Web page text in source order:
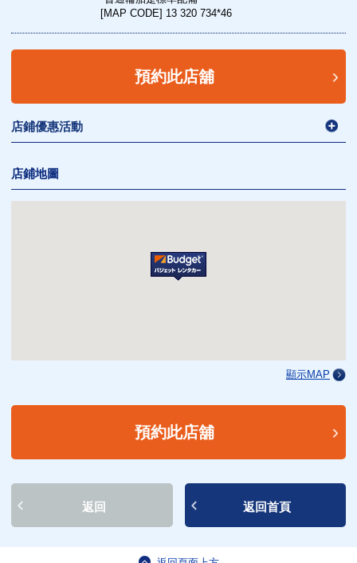
[MAP CODE] 13 320 734*46
預約此店舖
店鋪優惠活動
店鋪地圖
顯示MAP
預約此店舖
返回 返回首頁